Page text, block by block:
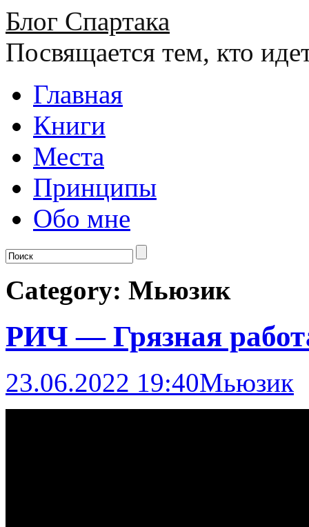
Блог Спартака
Посвящается тем, кто
Главная
Книги
Места
Принципы
Обо мне
Category: Мьюзик
РИЧ — Грязная
23.06.2022 19:40Мьюзик